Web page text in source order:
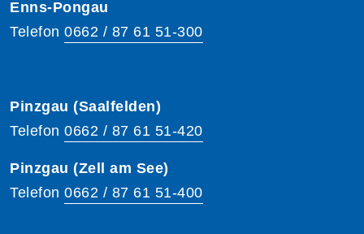
Enns-Pongau
Telefon 0662 / 87 61 51-300
Pinzgau (Saalfelden)
Telefon 0662 / 87 61 51-420
Pinzgau (Zell am See)
Telefon 0662 / 87 61 51-400